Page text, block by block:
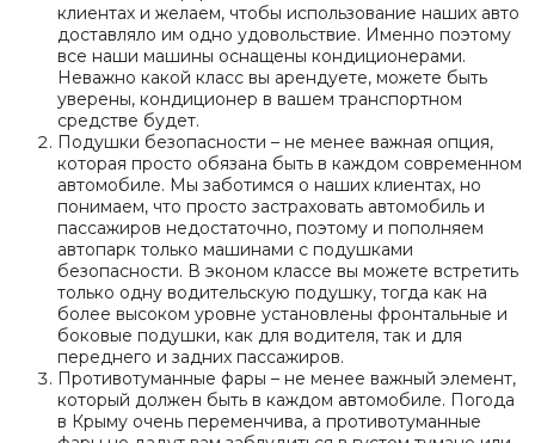
клиентах и желаем, чтобы использование наших авто
доставляло им одно удовольствие. Именно поэтому
все наши машины оснащены кондиционерами.
Неважно какой класс вы арендуете, можете быть
уверены, кондиционер в вашем транспортном
средстве будет.
Подушки безопасности – не менее важная опция,
которая просто обязана быть в каждом современном
автомобиле. Мы заботимся о наших клиентах, но
понимаем, что просто застраховать автомобиль и
пассажиров недостаточно, поэтому и пополняем
автопарк только машинами с подушками
безопасности. В эконом классе вы можете встретить
только одну водительскую подушку, тогда как на
более высоком уровне установлены фронтальные и
боковые подушки, как для водителя, так и для
переднего и задних пассажиров.
Противотуманные фары – не менее важный элемент,
который должен быть в каждом автомобиле. Погода
в Крыму очень переменчива, а противотуманные